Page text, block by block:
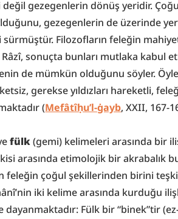
gezegenlerin dönüş yeridir.
gezegenlerin de üzerinde
Filozofların feleğin
Râzî, sonuçta bunları mutlaka kabul
de mümkün olduğunu söyler. Öyle
gerekse yıldızları hareketli,
(Mefâtîḥu’l-ġayb, XXII, 167-
fülk (gemi) kelimeleri arasında bir
arasında etimolojik bir akrabalık
feleğin çoğul şekillerinden birini
iki kelime arasında kurduğu
Fülk bir “binek”tir